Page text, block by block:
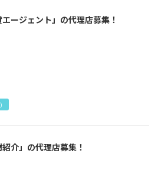
エージェント」の代理店募集！
紹介」の代理店募集！